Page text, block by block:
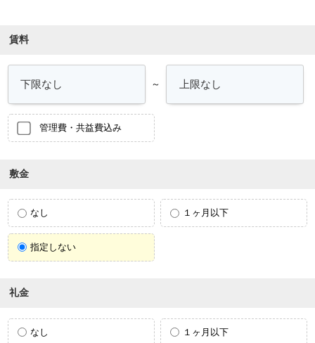
賃料
～
管理費・共益費込み
敷金
なし １ヶ月以下
指定しない
礼金
なし １ヶ月以下